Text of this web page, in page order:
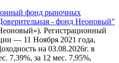
фонд рыночных
- фонд Неоновый"
Регистрационный
— 11 Ноября 2021 года,
на 03.08.2026г. в
7,39%, за 12 мес. 7,95%,